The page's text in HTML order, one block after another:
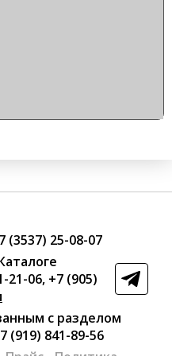
(3537) 25-08-07
21-06, +7 (905)
с разделом
(919) 841-89-56